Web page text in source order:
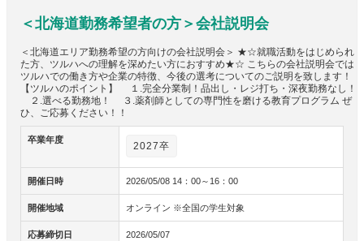
＜北海道勤務希望者の方＞会社説明会
＜北海道エリア勤務希望の方向けの会社説明会＞ ★☆就職活動をはじめられ
た方、ツルハへの理解を深めたい方におすすめ★☆ こちらの会社説明会では
ツルハでの働き方や企業の特徴、今後の選考についてのご説明を致します！
【ツルハのポイント】 １.完全分業制！品出し・レジ打ち・深夜勤務なし！
２.選べる勤務地！ ３.薬剤師としての専門性を磨ける教育プログラム ぜ
ひ、ご応募ください！！
卒業年度
2027卒
開催日時 2026/05/08 14：00～16：00
開催地域 オンライン ※全国の学生対象
応募締切日 2026/05/07